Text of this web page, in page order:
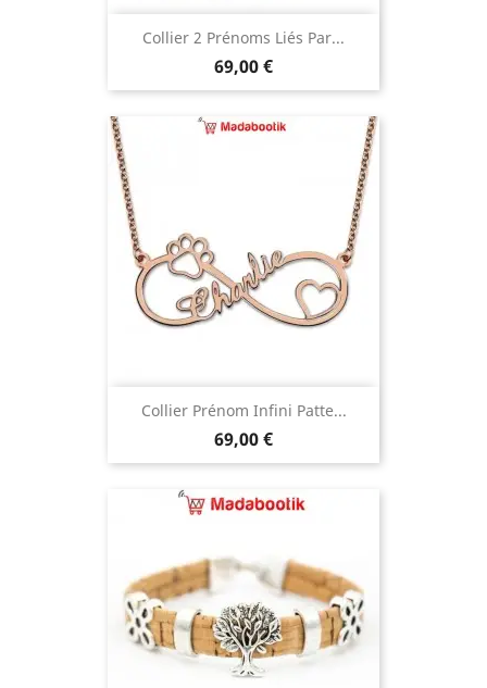
Collier 2 Prénoms Liés Par...
Prix
69,00 €
Collier Prénom Infini Patte...
Prix
69,00 €